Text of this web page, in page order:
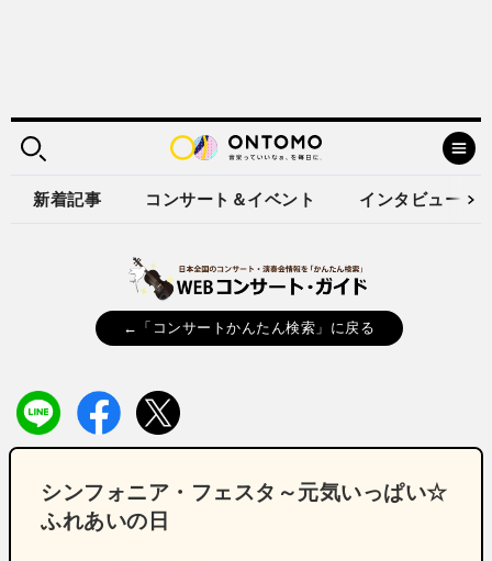
新着記事 コンサート＆イベント インタビュー
←「コンサートかんたん検索」に戻る
シンフォニア・フェスタ～元気いっぱい☆
ふれあいの日